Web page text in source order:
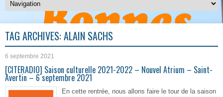
TAG ARCHIVES:ALAIN SACHS
6 septembre 2021
[CITERADIO] Saison culturelle 2021-2022 – Nouvel Atrium – Saint-
Avertin – 6 septembre 2021
En cette rentrée, nous allons faire le tour de la saison